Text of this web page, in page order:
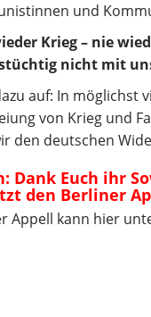
und
Krieg – nie
nicht mit
auf: In möglichst
von Krieg und
den deutschen
Dank Euch ihr
den Berliner
Appell kann hier